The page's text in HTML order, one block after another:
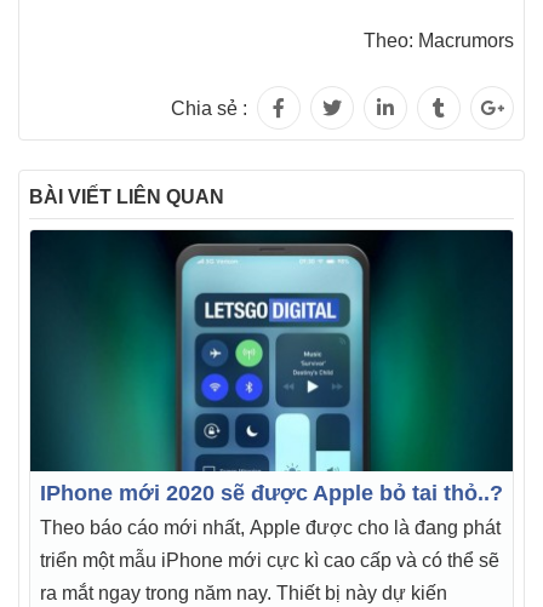
Theo: Macrumors
Chia sẻ :
BÀI VIẾT LIÊN QUAN
IPhone mới 2020 sẽ được Apple bỏ tai thỏ..?
Theo báo cáo mới nhất, Apple được cho là đang phát
triển một mẫu iPhone mới cực kì cao cấp và có thể sẽ
ra mắt ngay trong năm nay. Thiết bị này dự kiến